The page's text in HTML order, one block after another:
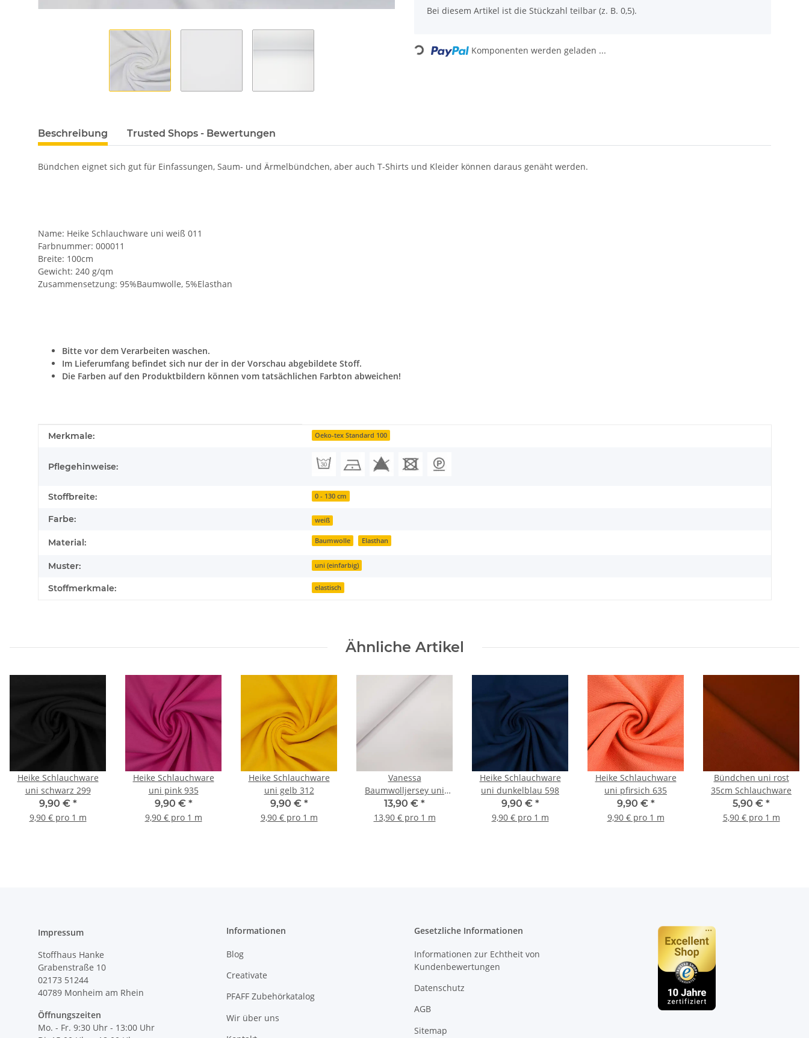
Bei diesem Artikel ist die Stückzahl teilbar (z. B. 0,5).
Loading... Komponenten werden geladen ...
Beschreibung Trusted Shops - Bewertungen
Bündchen eignet sich gut für Einfassungen, Saum- und Ärmelbündchen, aber auch T-Shirts und Kleider können daraus genäht werden.
Name: Heike Schlauchware uni weiß 011
Farbnummer: 000011
Breite: 100cm
Gewicht: 240 g/qm
Zusammensetzung: 95%Baumwolle, 5%Elasthan
Bitte vor dem Verarbeiten waschen.
Im Lieferumfang befindet sich nur der in der Vorschau abgebildete Stoff.
Die Farben auf den Produktbildern können vom tatsächlichen Farbton abweichen!
Produkteigenschaft
Wert
Merkmale: Oeko-tex Standard 100
Pflegehinweise:
Stoffbreite: 0 - 130 cm
Farbe: weiß
Material: Baumwolle Elasthan
Muster: uni (einfarbig)
Stoffmerkmale: elastisch
Ähnliche Artikel
Heike Schlauchware
uni schwarz 299
9,90 € *
9,90 € pro 1 m
Heike Schlauchware
uni pink 935
9,90 € *
9,90 € pro 1 m
Heike Schlauchware
uni gelb 312
9,90 € *
9,90 € pro 1 m
Vanessa
Baumwolljersey uni
naturweiß 010
13,90 € *
13,90 € pro 1 m
Heike Schlauchware
uni dunkelblau 598
9,90 € *
9,90 € pro 1 m
Heike Schlauchware
uni pfirsich 635
9,90 € *
9,90 € pro 1 m
Bündchen uni rost
35cm Schlauchware
5,90 € *
5,90 € pro 1 m
Impressum
Stoffhaus Hanke
Grabenstraße 10
02173 51244
40789 Monheim am Rhein
Öffnungszeiten
Mo. - Fr. 9:30 Uhr - 13:00 Uhr
Informationen
Blog
Creativate
PFAFF Zubehörkatalog
Wir über uns
Gesetzliche Informationen
Informationen zur Echtheit von
Kundenbewertungen
Datenschutz
AGB
Sitemap